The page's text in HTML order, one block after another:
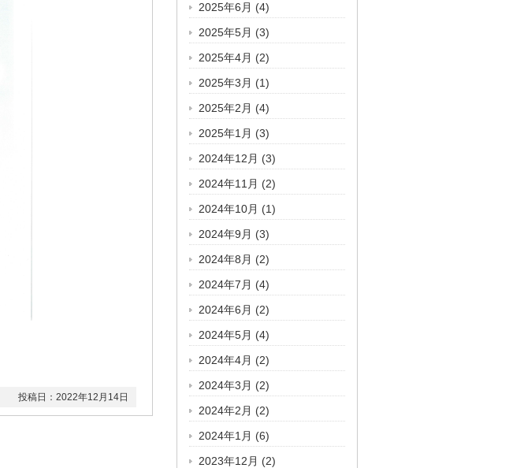
投稿日：2022年12月14日
2025年6月 (4)
2025年5月 (3)
2025年4月 (2)
2025年3月 (1)
2025年2月 (4)
2025年1月 (3)
2024年12月 (3)
2024年11月 (2)
2024年10月 (1)
2024年9月 (3)
2024年8月 (2)
2024年7月 (4)
2024年6月 (2)
2024年5月 (4)
2024年4月 (2)
2024年3月 (2)
2024年2月 (2)
2024年1月 (6)
2023年12月 (2)